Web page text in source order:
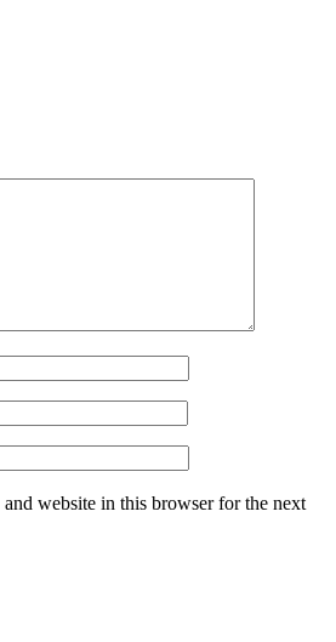
and website in this browser for the next